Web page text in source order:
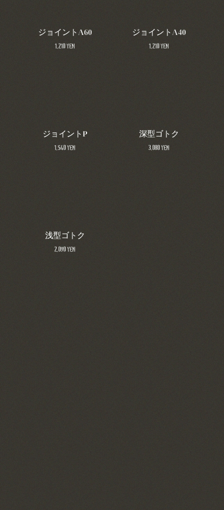
ジョイントA60
1,210 yen
ジョイントA40
1,210 yen
ジョイントP
1,540 yen
深型ゴトク
3,080 yen
浅型ゴトク
2,090 yen